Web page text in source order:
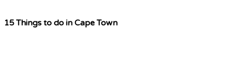
15 Things to do in Cape Town